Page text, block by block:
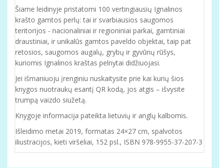
Šiame leidinyje pristatomi 100 vertingiausių Ignalinos
krašto gamtos perlų: tai ir svarbiausios saugomos
teritorijos - nacionaliniai ir regioniniai parkai, gamtiniai
draustiniai, ir unikalūs gamtos paveldo objektai, taip pat
retosios, saugomos augalų, grybų ir gyvūnų rūšys,
kuriomis Ignalinos kraštas pelnytai didžiuojasi.
Jei išmaniuoju įrenginiu nuskaitysite prie kai kurių šios
knygos nuotraukų esantį QR kodą, jos atgis – išvysite
trumpą vaizdo siužetą.
Knygoje informacija pateikta lietuvių ir anglų kalbomis.
Išleidimo metai 2019, formatas 24×27 cm, spalvotos
iliustracijos, kieti viršeliai, 152 psl., ISBN 978-9955-37-207-3